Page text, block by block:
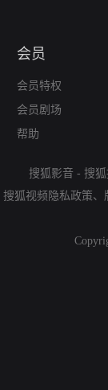
会员
会员特权
会员剧场
帮助
搜狐影音 - 搜
搜狐视频隐私政策、